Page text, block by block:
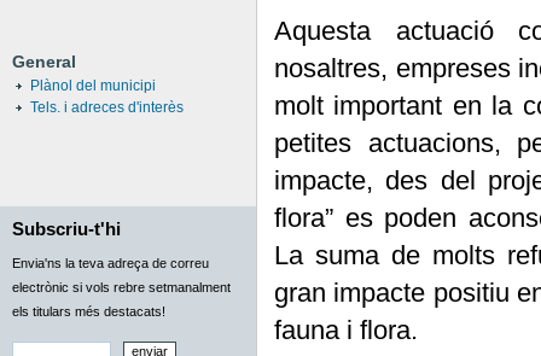
General
Plànol del municipi
Tels. i adreces d'interès
Subscriu-t'hi
Envia'ns la teva adreça de correu
electrònic si vols rebre setmanalment
els titulars més destacats!
Aquesta actuació
nosaltres, empreses
molt important en la
petites actuacions,
impacte, des del
flora” es poden
La suma de molts
gran impacte positiu
fauna i flora.